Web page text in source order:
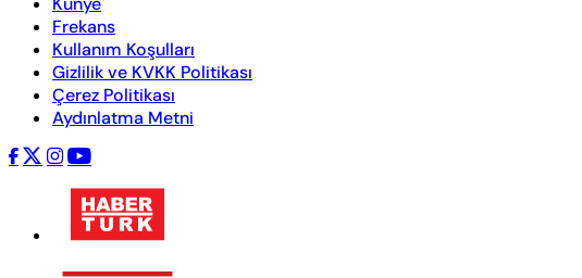
Frekans
Kullanım Koşulları
Gizlilik ve KVKK Politikası
Çerez Politikası
Aydınlatma Metni